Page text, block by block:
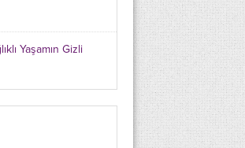
Yaşamın Gizli